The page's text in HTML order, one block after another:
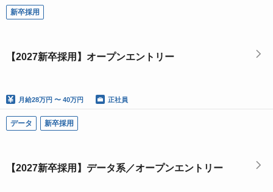
新卒採用
【2027新卒採用】オープンエントリー
月給28万円 〜 40万円 正社員
データ 新卒採用
【2027新卒採用】データ系／オープンエントリー